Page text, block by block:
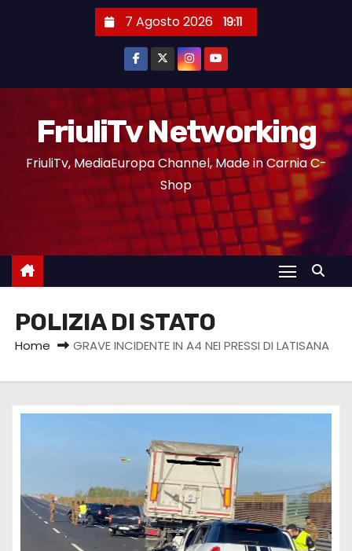
7 Agosto 2026 19:11
FriuliTv Networking
FriuliTv, MediaEuropa Channel, Made in Carnia C-
Shop
POLIZIA DI STATO
Home GRAVE INCIDENTE IN A4 NEI PRESSI DI LATISANA